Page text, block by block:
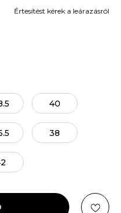
Értesítést kérek a leárazásról
40
38